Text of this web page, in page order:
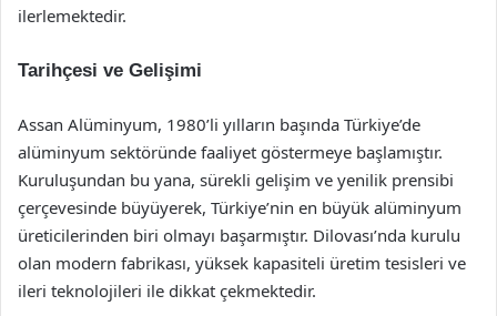
ilerlemektedir.
Tarihçesi ve Gelişimi
Assan Alüminyum, 1980’li yılların başında Türkiye’de
alüminyum sektöründe faaliyet göstermeye başlamıştır.
Kuruluşundan bu yana, sürekli gelişim ve yenilik prensibi
çerçevesinde büyüyerek, Türkiye’nin en büyük alüminyum
üreticilerinden biri olmayı başarmıştır. Dilovası’nda kurulu
olan modern fabrikası, yüksek kapasiteli üretim tesisleri ve
ileri teknolojileri ile dikkat çekmektedir.